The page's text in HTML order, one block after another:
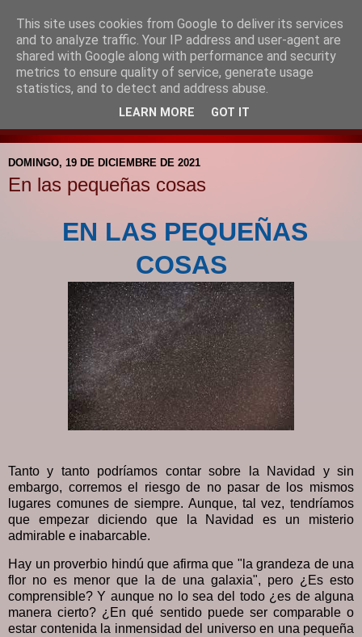
Blog de la Pastoral del
Colegio Santa Mª de la
Providencia
DOMINGO, 19 DE DICIEMBRE DE 2021
En las pequeñas cosas
EN LAS PEQUEÑAS
COSAS
Tanto y tanto podríamos contar sobre la Navidad y sin
embargo, corremos el riesgo de no pasar de los mismos
lugares comunes de siempre. Aunque, tal vez, tendríamos
que empezar diciendo que la Navidad es un misterio
admirable e inabarcable.
Hay un proverbio hindú que afirma que "la grandeza de una
flor no es menor que la de una galaxia", pero ¿Es esto
comprensible? Y aunque no lo sea del todo ¿es de alguna
manera cierto? ¿En qué sentido puede ser comparable o
estar contenida la inmensidad del universo en una pequeña
This site uses cookies from Google to deliver its services
and to analyze traffic. Your IP address and user-agent are
shared with Google along with performance and security
metrics to ensure quality of service, generate usage
statistics, and to detect and address abuse.
LEARN MORE GOT IT